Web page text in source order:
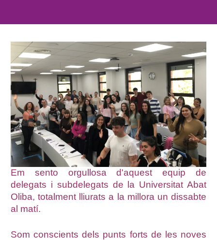
Em sento orgullosa d'aquest equip de
delegats i subdelegats de la Universitat Abat
Oliba, totalment lliurats a la millora un dissabte
al matí.
Som conscients dels punts forts de les noves